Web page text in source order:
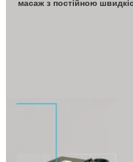
масаж з постійною